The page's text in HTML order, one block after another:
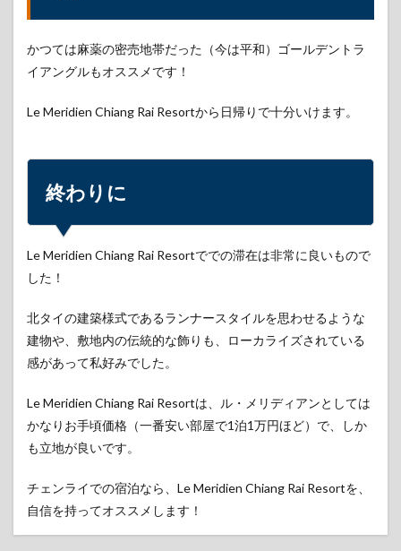
かつては麻薬の密売地帯だった（今は平和）ゴールデントラ
イアングルもオススメです！
Le Meridien Chiang Rai Resortから日帰りで十分いけます。
終わりに
Le Meridien Chiang Rai Resortででの滞在は非常に良いもので
した！
北タイの建築様式であるランナースタイルを思わせるような
建物や、敷地内の伝統的な飾りも、ローカライズされている
感があって私好みでした。
Le Meridien Chiang Rai Resortは、ル・メリディアンとしては
かなりお手頃価格（一番安い部屋で1泊1万円ほど）で、しか
も立地が良いです。
チェンライでの宿泊なら、Le Meridien Chiang Rai Resortを、
自信を持ってオススメします！